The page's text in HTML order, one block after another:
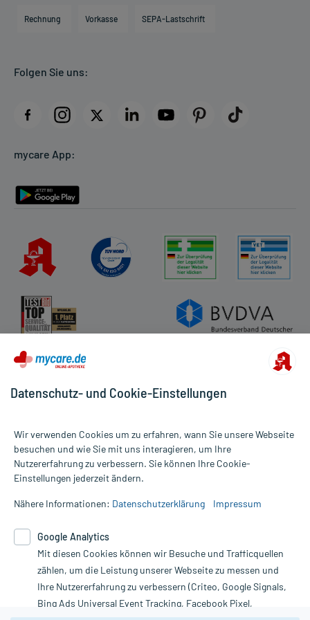
Direktabrechnung PKV
AGB
Datenschutz
Rückgabe/Widerruf
Rechnung Vorkasse SEPA-Lastschrift
Folgen Sie uns:
mycare App:
Alle Preise gelten inkl. MwSt., ggf. zzgl. Versandkosten
Informationen auf dieser Website werden ausschließlich für
die Untersuchung und Behandlung durch einen Arzt. Bitte
Therapien eingeleitet werden können. | Diese Webseite benutzt
Google Analytics. Lesen Sie bitte dazu die wichtigen Hinweise in
unserer Datenschutzerklärung. Für den Widerruf einer Bestellung
nutzen Sie das Formular:
Datenschutz- und Cookie-Einstellungen
Wir verwenden Cookies um zu erfahren, wann Sie unsere Webseite
besuchen und wie Sie mit uns interagieren, um Ihre
Nutzererfahrung zu verbessern. Sie können Ihre Cookie-
Einstellungen jederzeit ändern.
Nähere Informationen: Datenschutzerklärung Impressum
Google Analytics
Mit diesen Cookies können wir Besuche und Trafficquellen
zählen, um die Leistung unserer Webseite zu messen und
Ihre Nutzererfahrung zu verbessern (Criteo, Google Signals,
Bing Ads Universal Event Tracking, Facebook Pixel,